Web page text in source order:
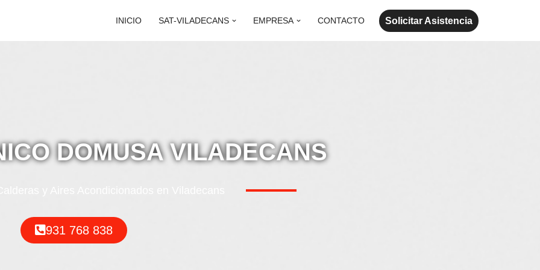
INICIO SAT-VILADECANS EMPRESA CONTACTO Solicitar Asistencia
DOMUSA VILADECANS
931 768 838